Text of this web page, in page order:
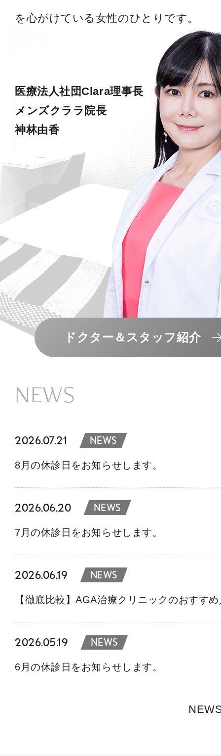
を心がけている女性のひとりです。
医療法人社団Clara理事長
メンズクララ院長
神林由香
ドクター＆スタッフ紹介
NEWS
2026.07.21 NEWS
8月の休診日をお知らせします。
2026.06.20 NEWS
7月の休診日をお知らせします。
2026.06.19 NEWS
【徹底比較】AGA治療クリニックのおすす
2026.05.19 NEWS
6月の休診日をお知らせします。